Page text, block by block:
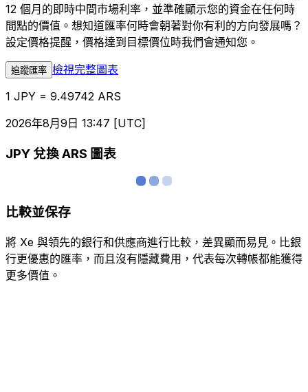
12 個月的即時中間市場利率，並準確顯示您的資金在任何時
間點的價值。想知道匯率何時會朝著對你有利的方向發展嗎？
設定價格提醒，價格達到目標價位時我們會通知您。
追蹤匯率 檢視完整圖表
1 JPY = 9.49742 ARS
2026年8月9日 13:47 [UTC]
JPY 兌換 ARS 圖表
比較並保存
將 Xe 與領先的銀行和供應商進行比較，差異顯而易見。比銀
行更優惠的匯率，而且沒有隱藏費用，代表每次轉帳都能獲得
更多價值。